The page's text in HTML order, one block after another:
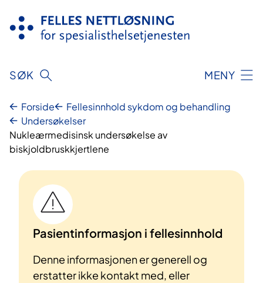
innhold
SØK MENY
Forside
Fellesinnhold sykdom og behandling
Undersøkelser
Nukleærmedisinsk undersøkelse av
biskjoldbruskkjertlene
Pasientinformasjon i fellesinnhold
Denne informasjonen er generell og
erstatter ikke kontakt med, eller